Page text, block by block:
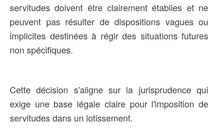
servitudes doivent être clairement établies et ne
peuvent pas résulter de dispositions vagues ou
implicites destinées à régir des situations futures
non spécifiques.
Cette décision s'aligne sur la jurisprudence qui
exige une base légale claire pour l'imposition de
servitudes dans un lotissement.